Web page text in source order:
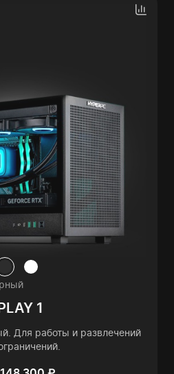
1
Для работы и развлечений